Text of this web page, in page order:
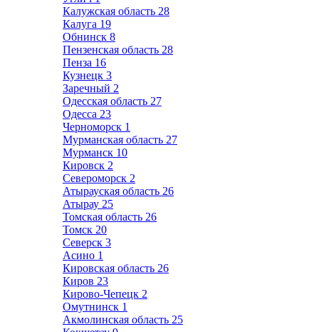
Калужская область 28
Калуга 19
Обнинск 8
Пензенская область 28
Пенза 16
Кузнецк 3
Заречный 2
Одесская область 27
Одесса 23
Черноморск 1
Мурманская область 27
Мурманск 10
Кировск 2
Североморск 2
Атырауская область 26
Атырау 25
Томская область 26
Томск 20
Северск 3
Асино 1
Кировская область 26
Киров 23
Кирово-Чепецк 2
Омутнинск 1
Акмолинская область 25